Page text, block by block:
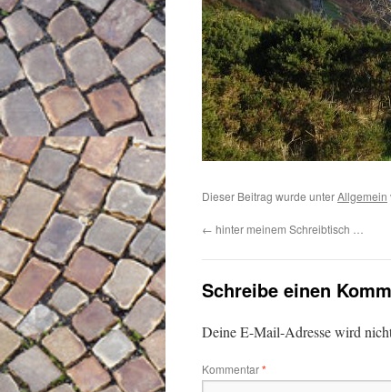
Dieser Beitrag wurde unterAllgemein
← hinter meinem Schreibtisch …
Schreibe einen
Deine E-Mail-Adresse wird
Kommentar*